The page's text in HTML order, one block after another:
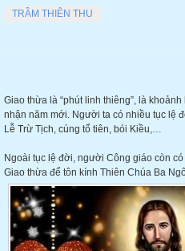
TRẦM THIÊN THU
Giao thừa là “phút linh thiêng”, là
nhận năm mới. Người ta có nhiều tục lệ
Lễ Trừ Tịch, cúng tổ tiên, bói Kiều,…
Ngoài tục lệ đời, người Công giáo còn
Giao thừa để tôn kính Thiên Chúa Ba